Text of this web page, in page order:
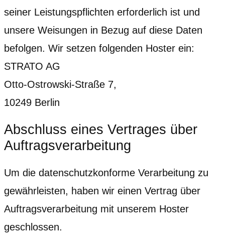
seiner Leistungspflichten erforderlich ist und
unsere Weisungen in Bezug auf diese Daten
befolgen. Wir setzen folgenden Hoster ein:
STRATO AG
Otto-Ostrowski-Straße 7,
10249 Berlin
Abschluss eines Vertrages über
Auftragsverarbeitung
Um die datenschutzkonforme Verarbeitung zu
gewährleisten, haben wir einen Vertrag über
Auftragsverarbeitung mit unserem Hoster
geschlossen.